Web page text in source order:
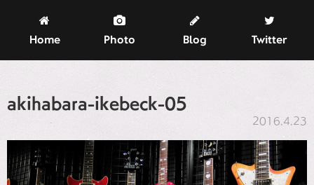
Home Photo Blog Twitter
akihabara-ikebeck-05
2016.4.23